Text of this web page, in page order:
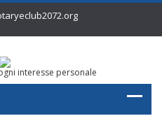
interesse personale